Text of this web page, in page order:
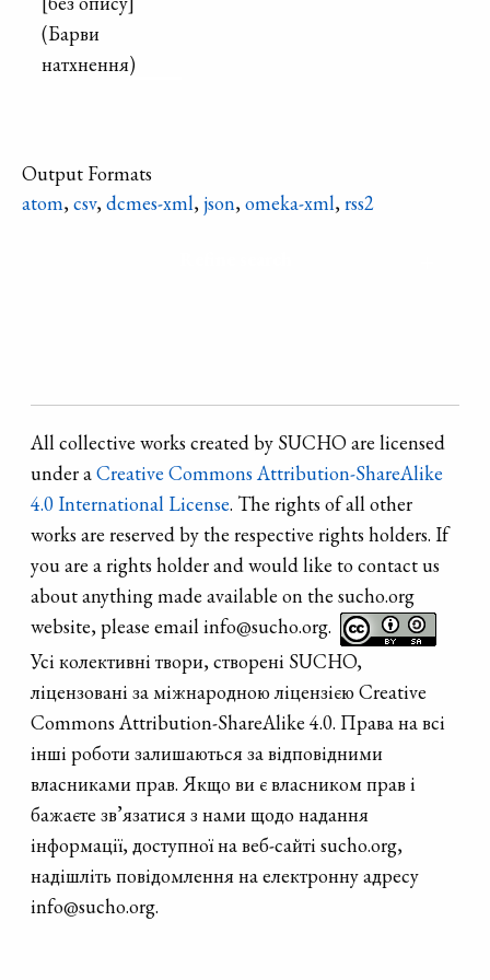
(Барви
натхнення)
Output Formats
atom, csv, dcmes-xml, json, omeka-xml, rss2
All collective works created by SUCHO are licensed
under aCreative Commons Attribution-ShareAlike
4.0 International License. The rights of all other
works are reserved by the respective rights holders. If
you are a rights holder and would like to contact us
about anything made available on the sucho.org
website, please email info@sucho.org.
Усі колективні твори, створені SUCHO,
ліцензовані за міжнародною ліцензією Creative
Commons Attribution-ShareAlike 4.0. Права на всі
інші роботи залишаються за відповідними
власниками прав. Якщо ви є власником прав і
бажаєте зв’язатися з нами щодо надання
інформації, доступної на веб-сайті sucho.org,
надішліть повідомлення на електронну адресу
info@sucho.org.